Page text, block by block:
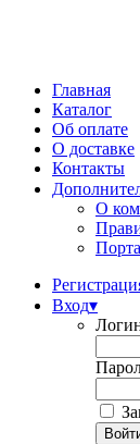
Главная
Каталог
Об оплате
О доставке
Контакты
О
Вход▾